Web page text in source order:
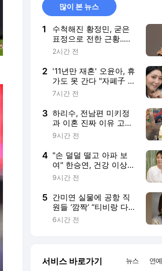
많이 본 뉴스
1
수척해진 황정민, 굳은
표정으로 전한 근황..영
화 ‘호프’ 홍보는 멈추지
2시간 전
2 '11년만 재혼' 오윤아, 휴
가도 못 간다 "자폐子 취
업 1년 차라 연차 없어"
7시간 전
3 하리수, 전남편 미키정
과 이혼 진짜 이유 고
백.."30억 날렸다는 루
9시간 전
4 "손 덜덜 떨고 아파 보
여" 한승연, 건강 이상설
나온 충격 근황
9시간 전
5 간미연 실물에 공항 직
원들 ‘깜짝’ “티비랑 다르
게 생겼네”
6시간 전
서비스 바로가기 뉴스 연예